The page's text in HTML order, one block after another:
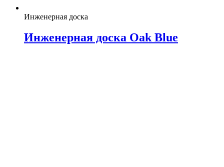
Инженерная доска
Инженерная доска Oak Blue